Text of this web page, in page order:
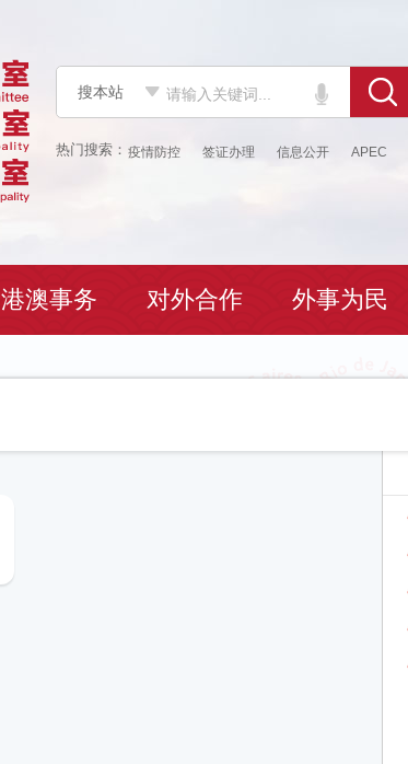
搜本站
搜本站
疫情防控 签证办理 信息公开 APEC
港澳事务 对外合作 外事为民